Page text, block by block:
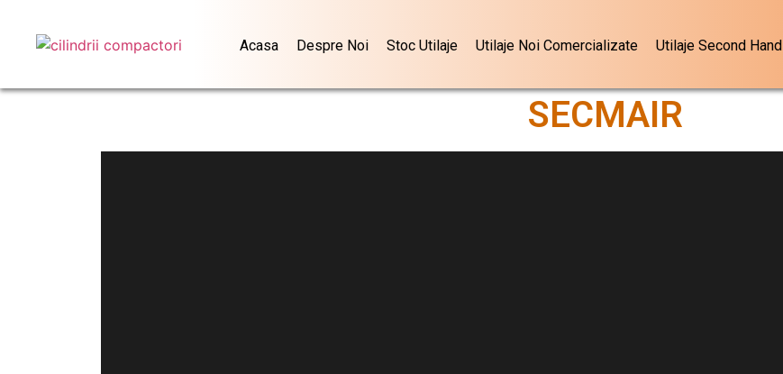
Acasa Despre Noi Stoc Utilaje Utilaje Noi Comercializate Utilaje Second Hand
SECMAIR